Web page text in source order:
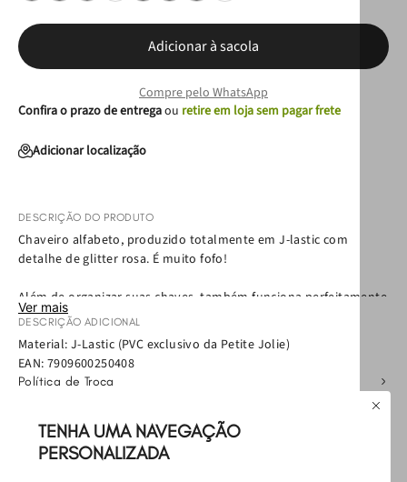
TENHA UMA NAVEGAÇÃO
PERSONALIZADA
Adicionar à sacola
Compre pelo WhatsApp
Confira o prazo de entregaou retire em loja sem pagar frete
Adicionar localização
DESCRIÇÃO DO PRODUTO
Chaveiro alfabeto, produzido totalmente em J-lastic com
detalhe de glitter rosa. É muito fofo!
Além de organizar suas chaves, também funciona perfeitamente
como chaveiro para bolsa, sendo ideal para adicionar
personalidade a bolsas, mochilas e acessórios do dia a dia.
Sugestões de como usar seu chaveiro:
sua bolsa
• Prenda na mochila ou nécessaire para personalizar o visual
Ver mais
DESCRIÇÃO ADICIONAL
Material: J-Lastic (PVC exclusivo da Petite Jolie)
EAN: 7909600250408
Política de Troca
Avaliações